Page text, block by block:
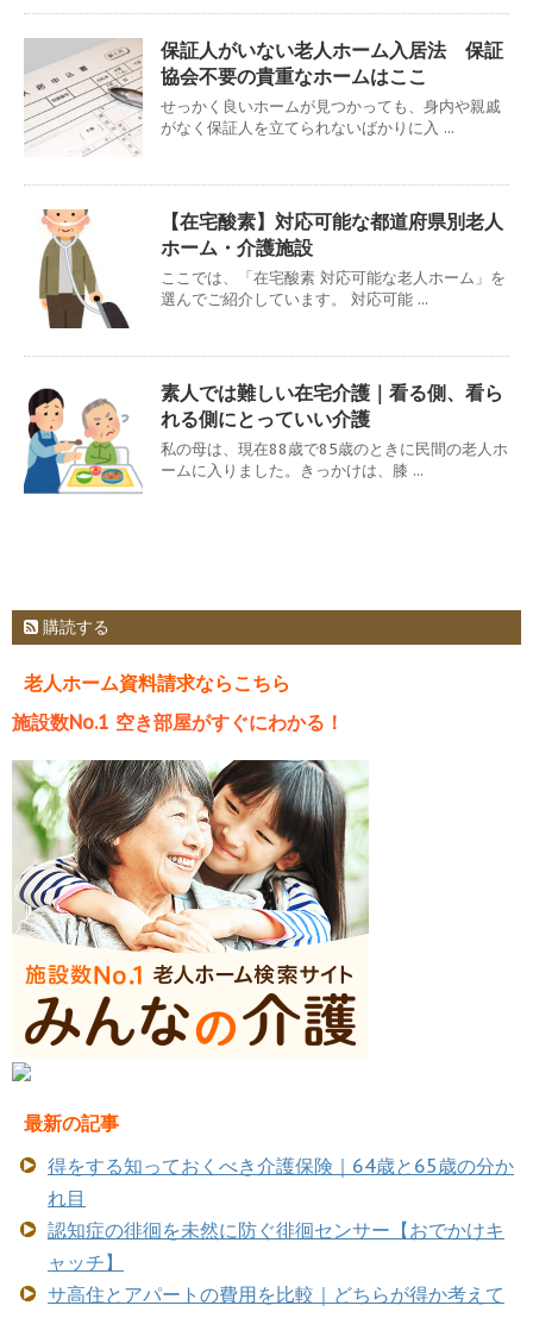
保証人がいない老人ホーム入居法 保証
協会不要の貴重なホームはここ
せっかく良いホームが見つかっても、身内や親戚
がなく保証人を立てられないばかりに入 ...
【在宅酸素】対応可能な都道府県別老人
ホーム・介護施設
ここでは、「在宅酸素 対応可能な老人ホーム」を
選んでご紹介しています。 対応可能 ...
素人では難しい在宅介護｜看る側、看ら
れる側にとっていい介護
私の母は、現在88歳で85歳のときに民間の老人ホ
ームに入りました。きっかけは、膝 ...
購読する
老人ホーム資料請求ならこちら
施設数No.1 空き部屋がすぐにわかる！
最新の記事
得をする知っておくべき介護保険｜64歳と65歳の分か
れ目
認知症の徘徊を未然に防ぐ徘徊センサー【おでかけキ
ャッチ】
サ高住とアパートの費用を比較｜どちらが得か考えて